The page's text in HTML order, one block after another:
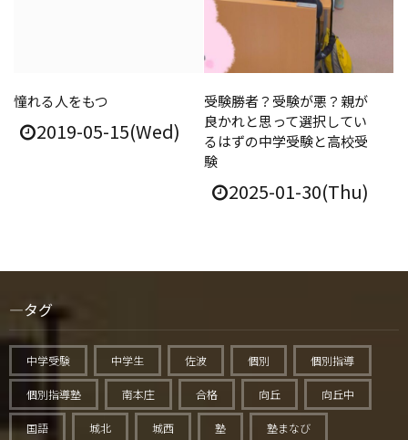
憧れる人をもつ
2019-05-15(Wed)
受験勝者？受験が悪？親が
良かれと思って選択してい
るはずの中学受験と高校受
験
2025-01-30(Thu)
タグ
中学受験 中学生 佐波 個別 個別指導
個別指導塾 南本庄 合格 向丘 向丘中
国語 城北 城西 塾 塾まなび